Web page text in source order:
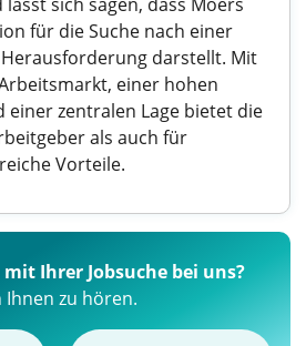
für die Suche nach einer
darstellt. Mit
einer hohen
einer zentralen Lage bietet die
als auch für
Vorteile.
Ihrer Jobsuche bei uns?
zu hören.